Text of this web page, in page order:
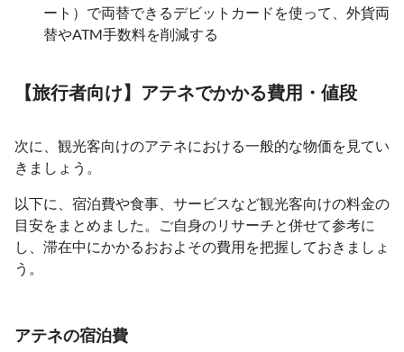
ート）で両替できるデビットカードを使って、外貨両
替やATM手数料を削減する
【旅行者向け】アテネでかかる費用・値段
次に、観光客向けのアテネにおける一般的な物価を見てい
きましょう。
以下に、宿泊費や食事、サービスなど観光客向けの料金の
目安をまとめました。ご自身のリサーチと併せて参考に
し、滞在中にかかるおおよその費用を把握しておきましょ
う。
アテネの宿泊費